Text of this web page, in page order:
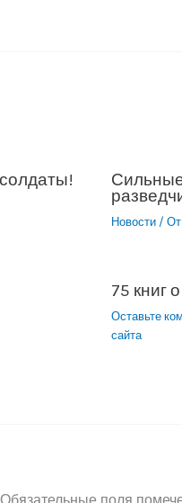
Новости/ От
75 книг
Оставьте
сайта
Обязательные поля